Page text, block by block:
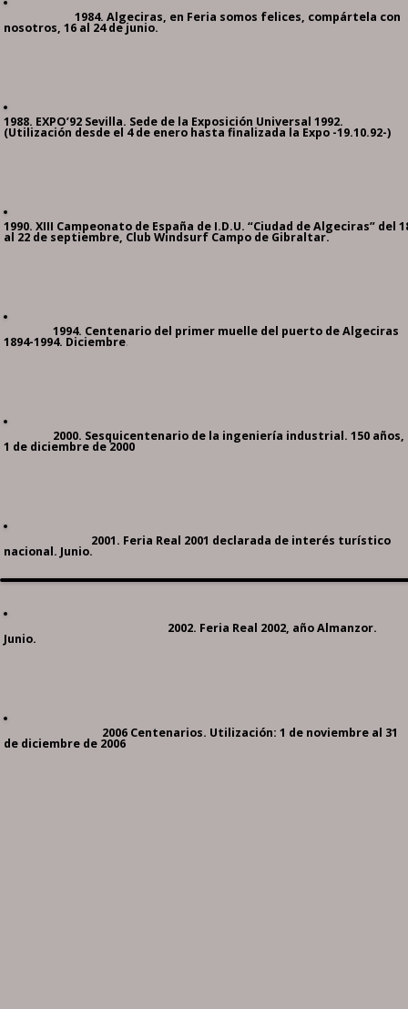
1984. Algeciras, en Feria somos felices, compártela con
nosotros, 16 al 24 de junio.
1988. EXPO’92 Sevilla. Sede de la Exposición Universal 1992.
(Utilización desde el 4 de enero hasta finalizada la Expo -19.10.92-)
1990. XIII Campeonato de España de I.D.U. “Ciudad de Algeciras” del
al 22 de septiembre, Club Windsurf Campo de Gibraltar.
1994. Centenario del primer muelle del puerto de Algeciras
1894-1994. Diciembre.
2000. Sesquicentenario de la ingeniería industrial. 150 años,
1 de diciembre de 2000
2001. Feria Real 2001 declarada de interés turístico
nacional. Junio.
2002. Feria Real 2002, año Almanzor.
Junio.
2006 Centenarios. Utilización: 1 de noviembre al 31
de diciembre de 2006